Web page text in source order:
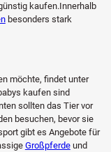
kaufen.Innerhalb
besonders stark
möchte, findet unter
kaufen sind
sollten das Tier vor
besuchen, bevor sie
gibt es Angebote für
Großpferdeund